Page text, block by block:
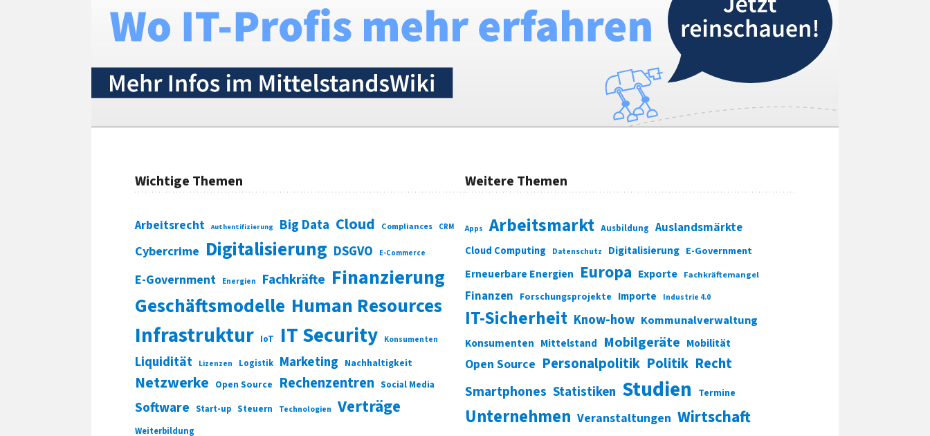
Wichtige Themen
Arbeitsrecht Authentifizierung Big Data Cloud Compliances CRM
Cybercrime Digitalisierung DSGVO E-Commerce
E-Government Energien Fachkräfte Finanzierung
Geschäftsmodelle Human Resources
Infrastruktur IoT IT Security Konsumenten
Liquidität Lizenzen Logistik Marketing Nachhaltigkeit
Netzwerke Open Source Rechenzentren Social Media
Software Start-up Steuern Technologien Verträge
Weiterbildung
Weitere Themen
Apps Arbeitsmarkt Ausbildung Auslandsmärkte
Cloud Computing Datenschutz Digitalisierung E-Government
Erneuerbare Energien Europa Exporte Fachkräftemangel
Finanzen Forschungsprojekte Importe Industrie 4.0
IT-Sicherheit Know-how Kommunalverwaltung
Konsumenten Mittelstand Mobilgeräte Mobilität
Open Source Personalpolitik Politik Recht
Smartphones Statistiken Studien Termine
Unternehmen Veranstaltungen Wirtschaft